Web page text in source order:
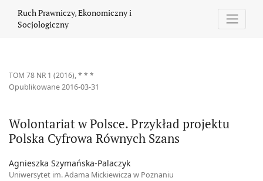
Ruch Prawniczy, Ekonomiczny i
Socjologiczny
TOM 78 NR 1 (2016),* * *
Wolontariat w Polsce. Przykład projektu
Polska Cyfrowa Równych Szans
Opublikowane 2016-03-31
Agnieszka Szymańska-Palaczyk
Uniwersytet im. Adama Mickiewicza w Poznaniu